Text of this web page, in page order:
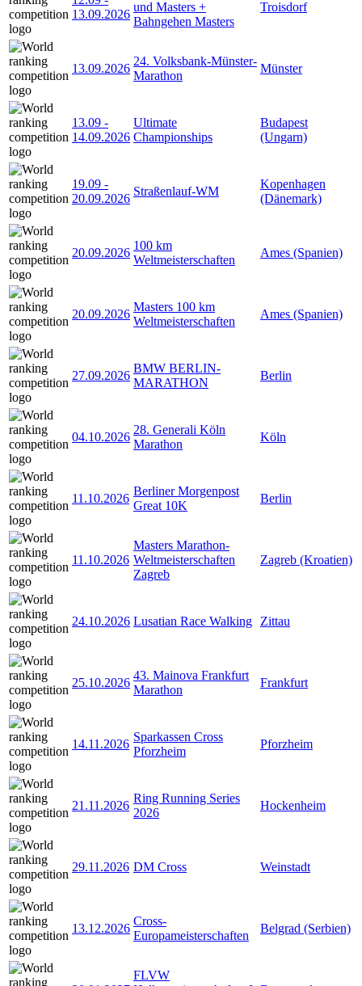
13.09.2026
und Masters +
Bahngehen Masters
Troisdorf
13.09.2026
24. Volksbank-Münster-
Marathon
Münster
13.09 -
14.09.2026
Ultimate
Championships
Budapest
(Ungarn)
19.09 -
20.09.2026
Straßenlauf-WM
Kopenhagen
(Dänemark)
20.09.2026
100 km
Weltmeisterschaften
Ames (Spanien)
20.09.2026
Masters 100 km
Weltmeisterschaften
Ames (Spanien)
27.09.2026
BMW BERLIN-
MARATHON
Berlin
04.10.2026
28. Generali Köln
Marathon
Köln
11.10.2026
Berliner Morgenpost
Great 10K
Berlin
11.10.2026
Masters Marathon-
Weltmeisterschaften
Zagreb
Zagreb (Kroatien)
24.10.2026 Lusatian Race Walking Zittau
25.10.2026
43. Mainova Frankfurt
Marathon
Frankfurt
14.11.2026
Sparkassen Cross
Pforzheim
Pforzheim
21.11.2026
Ring Running Series
2026
Hockenheim
29.11.2026 DM Cross Weinstadt
13.12.2026
Cross-
Europameisterschaften
Belgrad (Serbien)
FLVW